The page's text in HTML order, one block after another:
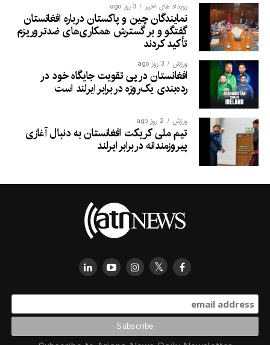
رویداد های اخیر 3 روز ago
نمایندگان چین و پاکستان درباره افغانستان
گفتگو و بر گسترش همکاری‌های ضدتروریزم
تأکید کردند
ورزش 3 روز ago
افغانستان در پی تقویت جایگاه خود در
رده‌بندی یک‌روزه در برابر ایرلند است
ورزش 2 روز ago
تیم ملی کریکت افغانستان به دنبال آغازی
پیروزمندانه دربرابر ایرلند